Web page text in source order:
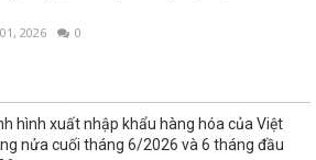
2026 0
hình xuất nhập khẩu hàng hóa của Việt
nửa cuối tháng 6/2026 và 6 tháng đầu